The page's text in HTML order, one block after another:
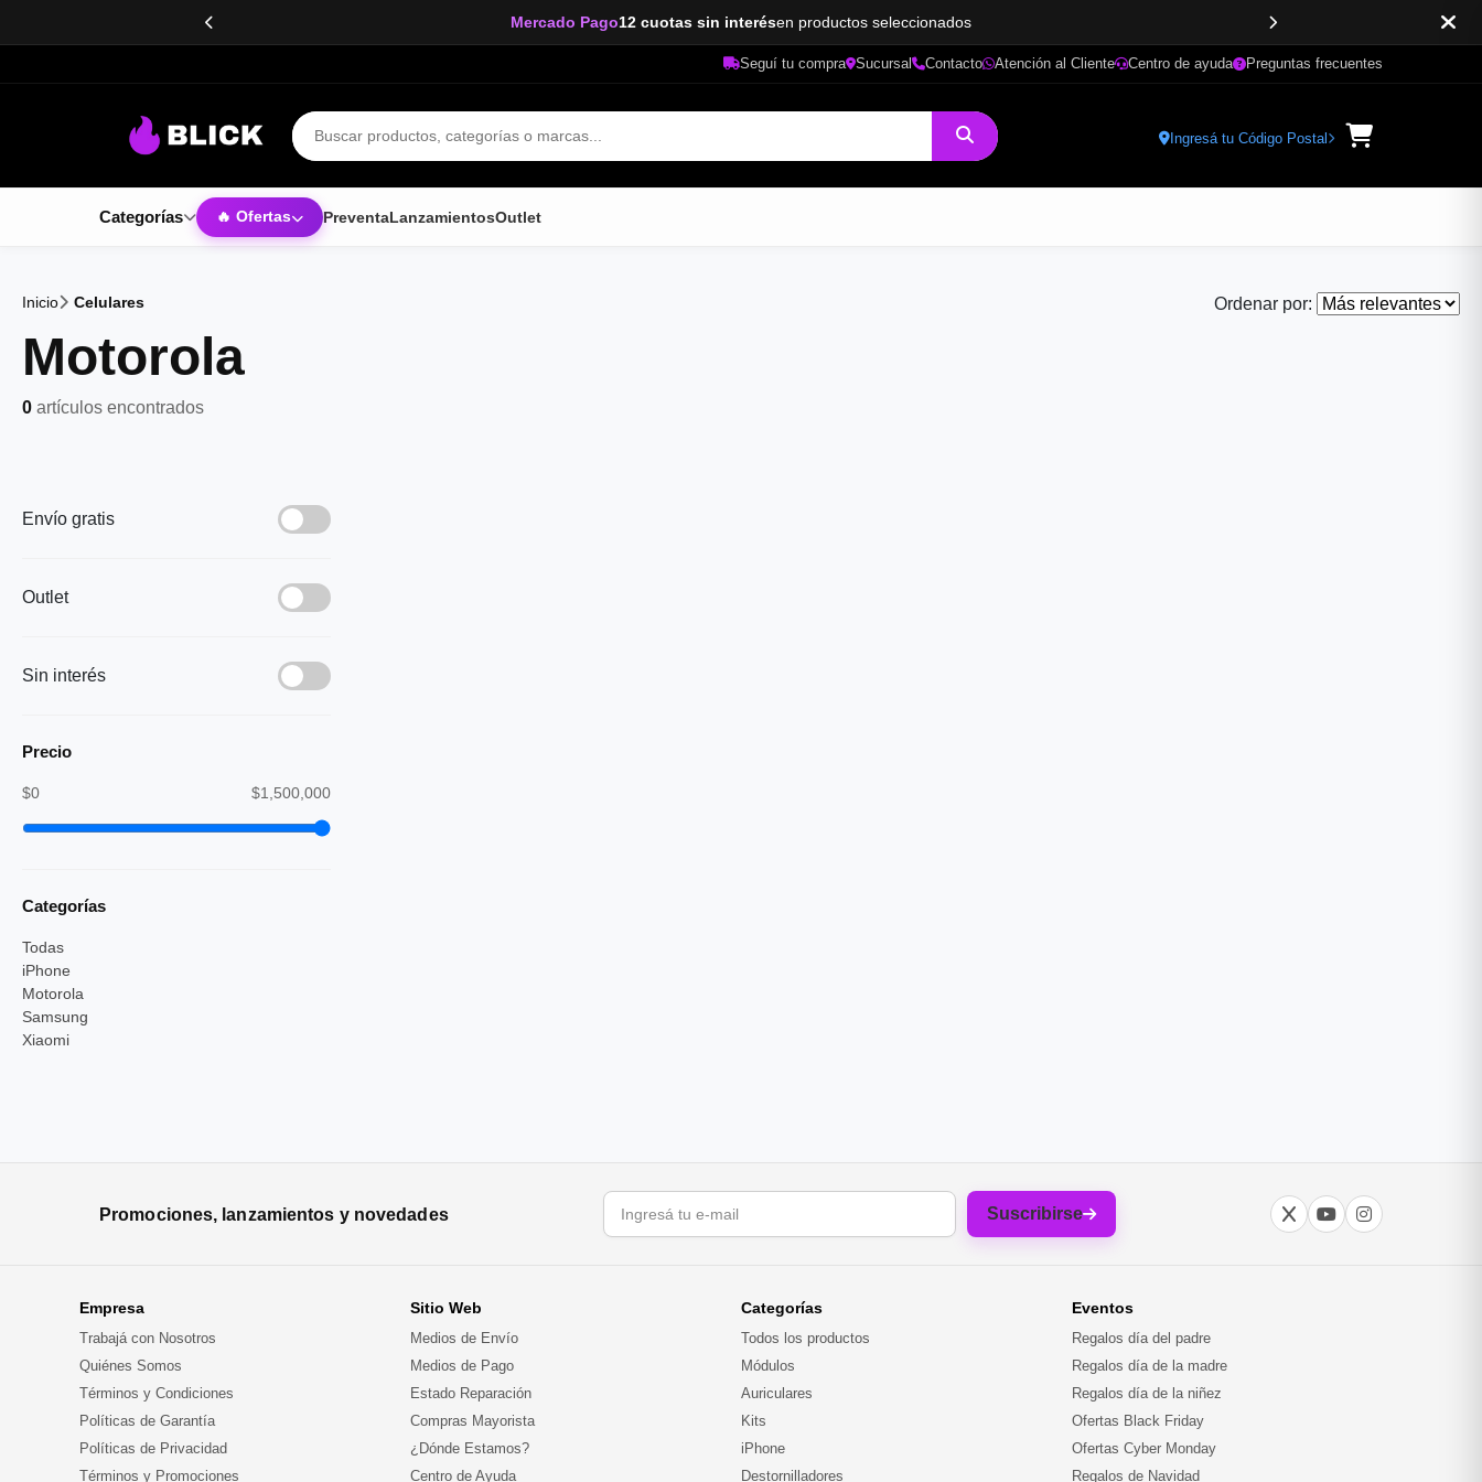
Mercado Pago12 cuotas sin interésen productos seleccionados
Seguí tu compra Sucursal Contacto Atención al Cliente Centro de ayuda Preguntas frecuentes
Buscar productos
Ingresá tu Código Postal
Categorías 🔥 Ofertas PreventaLanzamientosOutlet
Inicio Celulares
Motorola
0 artículos encontrados
Ordenar por:
Envío gratis
Outlet
Sin interés
Precio
$0 $1,500,000
Categorías
Todas
iPhone
Motorola
Samsung
Xiaomi
Promociones, lanzamientos y novedades
Correo electrónico
Suscribirse
Empresa
Trabajá con Nosotros
Quiénes Somos
Términos y Condiciones
Políticas de Garantía
Políticas de Privacidad
Términos y Promociones
Sitio Web
Medios de Envío
Medios de Pago
Estado Reparación
Compras Mayorista
¿Dónde Estamos?
Centro de Ayuda
Categorías
Todos los productos
Módulos
Auriculares
Kits
iPhone
Destornilladores
Eventos
Regalos día del padre
Regalos día de la madre
Regalos día de la niñez
Ofertas Black Friday
Ofertas Cyber Monday
Regalos de Navidad